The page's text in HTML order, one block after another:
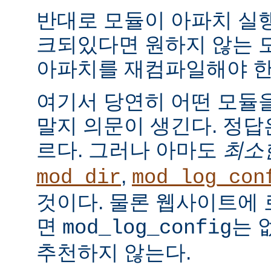
반대로 모듈이 아파치 실
크되있다면 원하지 않는
아파치를 재컴파일해야
여기서 당연히 어떤 모듈
말지 의문이 생긴다. 정
르다. 그러나 아마도 최소
mod_dir,
것이다. 물론 웹사이트에
면 mod_log_config는
추천하지 않는다.